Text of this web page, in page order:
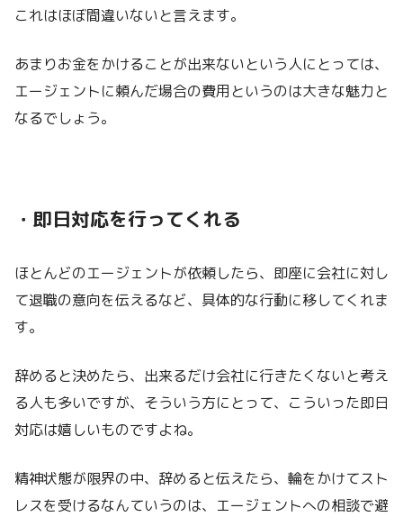
これはほぼ間違いないと言えます。
あまりお金をかけることが出来ないという人にとっては、
エージェントに頼んだ場合の費用というのは大きな魅力と
なるでしょう。
・即日対応を行ってくれる
ほとんどのエージェントが依頼したら、即座に会社に対し
て退職の意向を伝えるなど、具体的な行動に移してくれま
す。
辞めると決めたら、出来るだけ会社に行きたくないと考え
る人も多いですが、そういう方にとって、こういった即日
対応は嬉しいものですよね。
精神状態が限界の中、辞めると伝えたら、輪をかけてスト
レスを受けるなんていうのは、エージェントへの相談で避